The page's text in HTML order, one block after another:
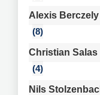
Alexis
8
Christian Salas
4
Nils